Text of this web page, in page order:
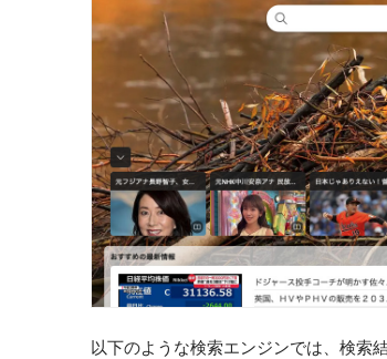
以下のような検索エンジンでは、検索